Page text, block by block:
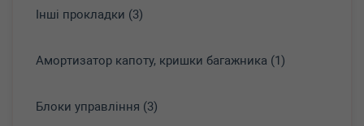
Інші прокладки (3)
Амортизатор капоту, кришки багажника (1)
Блоки управління (3)